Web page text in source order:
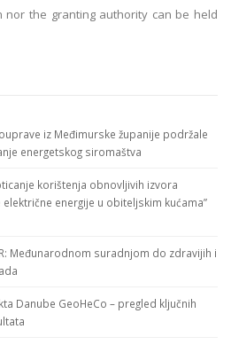
nor the granting authority can be held
iz Međimurske županije podržale
energetskog siromaštva
korištenja obnovljivih izvora
energije u obiteljskim kućama”
Međunarodnom suradnjom do zdravijih i
Danube GeoHeCo – pregled ključnih